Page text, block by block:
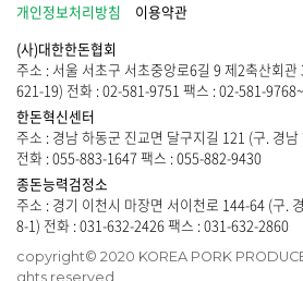
개인정보처리방침
이용약관
(사)대한한돈협회
주소 : 서울 서초구 서초중앙로6길 9 제2축산회관
621-19) 전화 : 02-581-9751 팩스 : 02-581-
한돈혁신센터
주소 : 경남 하동군 진교면 달구지길 121 (구. 경
전화 : 055-883-1647 팩스 : 055-882-9430
종돈능력검정소
주소 : 경기 이천시 마장면 서이천로 144-64 (구.
8-1) 전화 : 031-632-2426 팩스 : 031-632-2860
copyright© 2020 KOREA PORK
ghts reserved